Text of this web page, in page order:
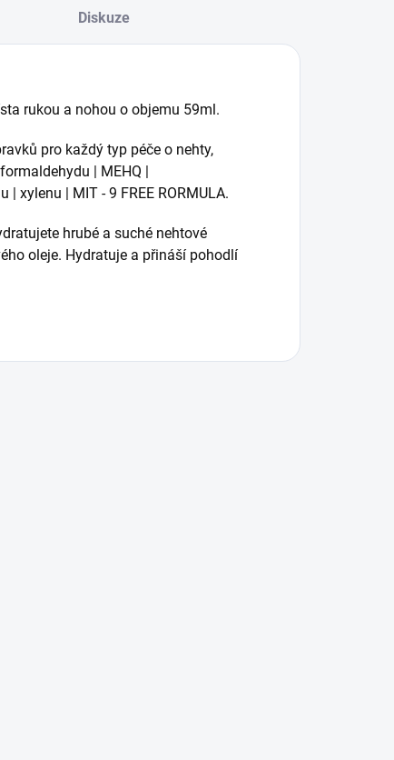
Diskuze
rukou a nohou o objemu 59ml.
pro každý typ péče o nehty,
| MEHQ |
xylenu | MIT - 9 FREE RORMULA.
hrubé a suché nehtové
oleje. Hydratuje a přináší pohodlí